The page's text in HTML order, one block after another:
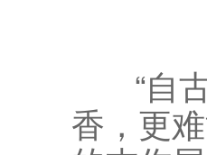
“自古
香，更